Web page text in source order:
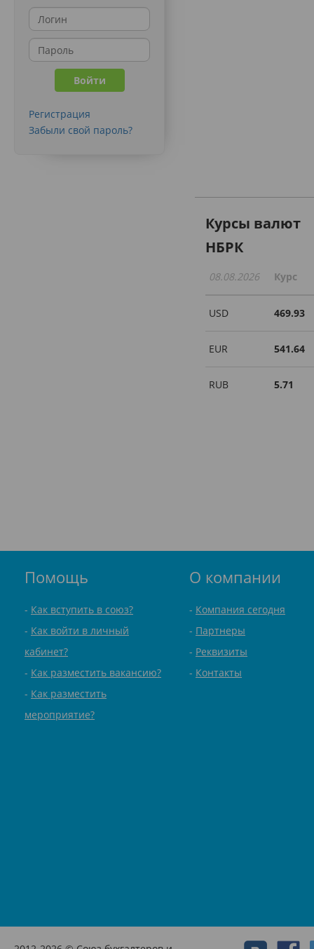
Регистрация
Забыли свой пароль?
Курсы валют
НБРК
08.08.2026 Курс
USD 469.93
EUR 541.64
RUB 5.71
Помощь
Как вступить в союз?
Как войти в личный
кабинет?
Как разместить вакансию?
Как разместить
мероприятие?
О компании
Компания сегодня
Партнеры
Реквизиты
Контакты